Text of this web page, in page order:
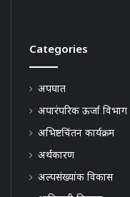
Categories
अपघात
अपारंपरिक ऊर्जा विभाग
अभिष्टचिंतन कार्यक्रम
अर्थकारण
अल्पसंख्यांक विकास